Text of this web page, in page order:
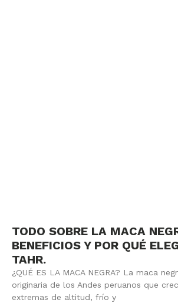
TODO SOBRE LA MACA
BENEFICIOS Y POR QUÉ
TAHR.
¿QUÉ ES LA MACA NEGRA? La maca
originaria de los Andes peruanos que
extremas de altitud, frío y